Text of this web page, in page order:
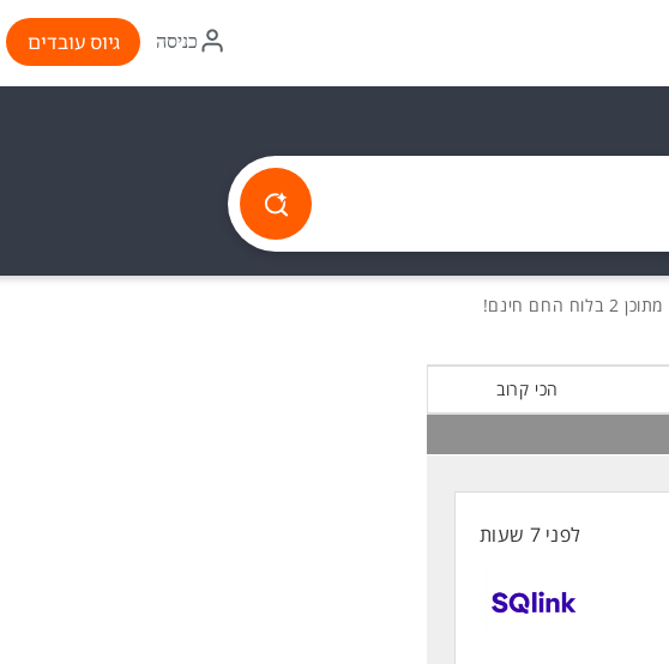
איקון
התחברות
כניסה גיוס עובדים
2 בלוח החם חינם!
הכי קרוב
לפני 7 שעות